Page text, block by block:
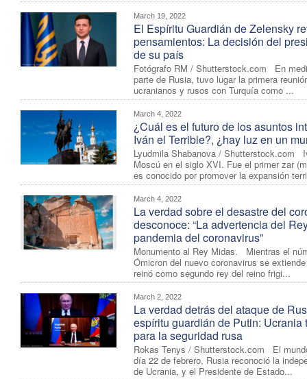
March 19, 2022
El Espíritu Guardián de Zelensky
pensamientos: La decisión del
de su país
Fotógrafo RM / Shutterstock.com En
parte de Rusia, tuvo lugar la primera
ucranianos y rusos con Turquía como ...
March 4, 2022
¿Cuál es el futuro de los asuntos
Iván el Terrible?, ¿hay luz en un
Lyudmila Shabanova / Shutterstock.com
Moscú en el siglo XVI. Fue el primer zar
es conocido por promover la expansión
March 4, 2022
La verdad sobre el desastre del
desconoce: “La advertencia del
pandemia del coronavirus”
Monumento al Rey Midas. Mientras el
Ómicron del nuevo coronavirus se
reinó como segundo rey del reino frigi...
March 2, 2022
La verdad detrás del ataque de
espíritu guardián de Putin:
para la seguridad rusa
Rokas Tenys / Shutterstock.com El
día 22 de febrero, Rusia reconoció la
de Ucrania, y el Presidente de Estado...